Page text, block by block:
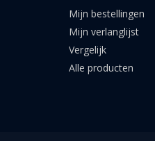
Mijn bestellingen
Mijn verlanglijst
Vergelijk
Alle producten